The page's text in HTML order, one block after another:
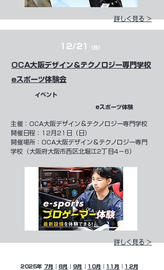
詳しく見る >
12/21 （日）
OCA大阪デザイン＆テクノロジー専門学校
eスポーツ体験会
イベント
eスポーツ体験
​主催： OCA大阪デザイン＆テクノロジー専門学校
開催日程：12月21日（日）
開催場所：OCA大阪デザイン＆テクノロジー専門
学校（大阪府大阪市西区北堀江2丁目4−6）
詳しく見る >
2025年 7月 8月 9月 10月 11月
12月